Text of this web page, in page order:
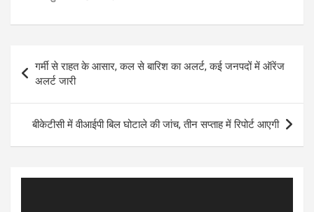
Post
navigation
गर्मी से राहत के आसार, कल से बारिश का अलर्ट, कई जनपदों में ऑरेंज
अलर्ट जारी
बीकेटीसी में वीआईपी बिल घोटाले की जांच, तीन सप्ताह में रिपोर्ट आएगी